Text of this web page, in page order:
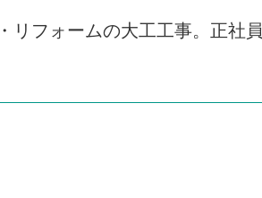
リフォームの大工工事。正社員